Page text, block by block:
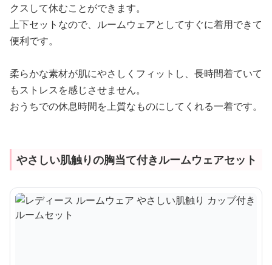
クスして休むことができます。
上下セットなので、ルームウェアとしてすぐに着用できて
便利です。
柔らかな素材が肌にやさしくフィットし、長時間着ていて
もストレスを感じさせません。
おうちでの休息時間を上質なものにしてくれる一着です。
やさしい肌触りの胸当て付きルームウェアセット